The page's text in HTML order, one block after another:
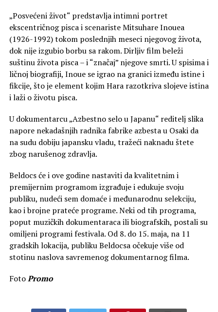
„Posvećeni život“ predstavlja intimni portret
ekscentričnog pisca i scenariste Mitsuhare Inouea
(1926-1992) tokom poslednjih meseci njegovog života,
dok nije izgubio borbu sa rakom. Dirljiv film beleži
suštinu života pisca – i “značaj” njegove smrti. U spisima i
ličnoj biografiji, Inoue se igrao na granici između istine i
fikcije, što je element kojim Hara razotkriva slojeve istina
i laži o životu pisca.
U dokumentarcu „Azbestno selo u Japanu“ reditelj slika
napore nekadašnjih radnika fabrike azbesta u Osaki da
na sudu dobiju japansku vladu, tražeći naknadu štete
zbog narušenog zdravlja.
Beldocs će i ove godine nastaviti da kvalitetnim i
premijernim programom izgrađuje i edukuje svoju
publiku, nudeći sem domaće i međunarodnu selekciju,
kao i brojne prateće programe. Neki od tih programa,
poput muzičkih dokumentaraca ili biografskih, postali su
omiljeni programi festivala. Od 8. do 15. maja, na 11
gradskih lokacija, publiku Beldocsa očekuje više od
stotinu naslova savremenog dokumentarnog filma.
FotoPromo